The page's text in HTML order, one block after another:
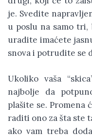
je. Svedite
u poslu na samo
uradite imaćete
snova i potrudite se
Ukoliko vaša
najbolje da
plašite se. Promena
raditi ono za šta ste
ako vam treba